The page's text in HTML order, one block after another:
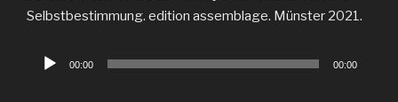
Selbstbestimmung. edition assemblage. Münster 2021.
Audio
00:00 00:00